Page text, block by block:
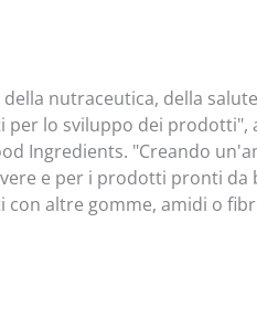
nutraceutica, della
lo sviluppo dei prodotti",
Ingredients. "Creando
e per i prodotti pronti da
altre gomme, amidi o